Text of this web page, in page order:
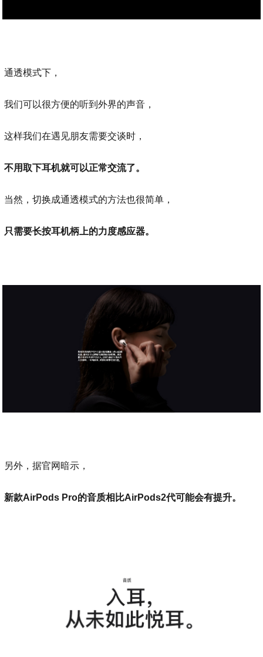
通透模式下，
我们可以很方便的听到外界的声音，
这样我们在遇见朋友需要交谈时，
不用取下耳机就可以正常交流了。
当然，切换成通透模式的方法也很简单，
只需要长按耳机柄上的力度感应器。
另外，据官网暗示，
新款AirPods Pro的音质相比AirPods2代可能会有提升。